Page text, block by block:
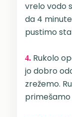
vrelo vodo
da 4
pustimo
4. Rukolo
jo dobro
zrežemo.
primešamo